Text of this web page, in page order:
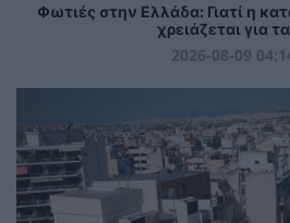
Φωτιές στην Ελλάδα: Γιατί η
χρειάζεται για
2026-08-09